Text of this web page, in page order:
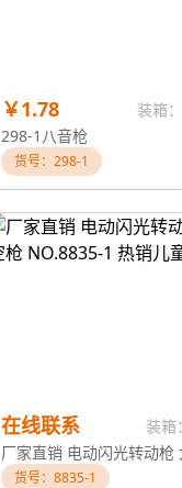
￥1.78
装箱
298-1八音枪
货号：298-1
在线联系 装箱
货号：8835-1